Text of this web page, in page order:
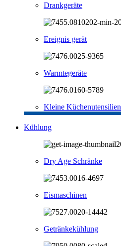
Drankgeräte
Ereignis gerät
Warmtegeräte
Kleine Küchenutensilien
Kühlung
Dry Age Schränke
Eismaschinen
Getränkekühlung